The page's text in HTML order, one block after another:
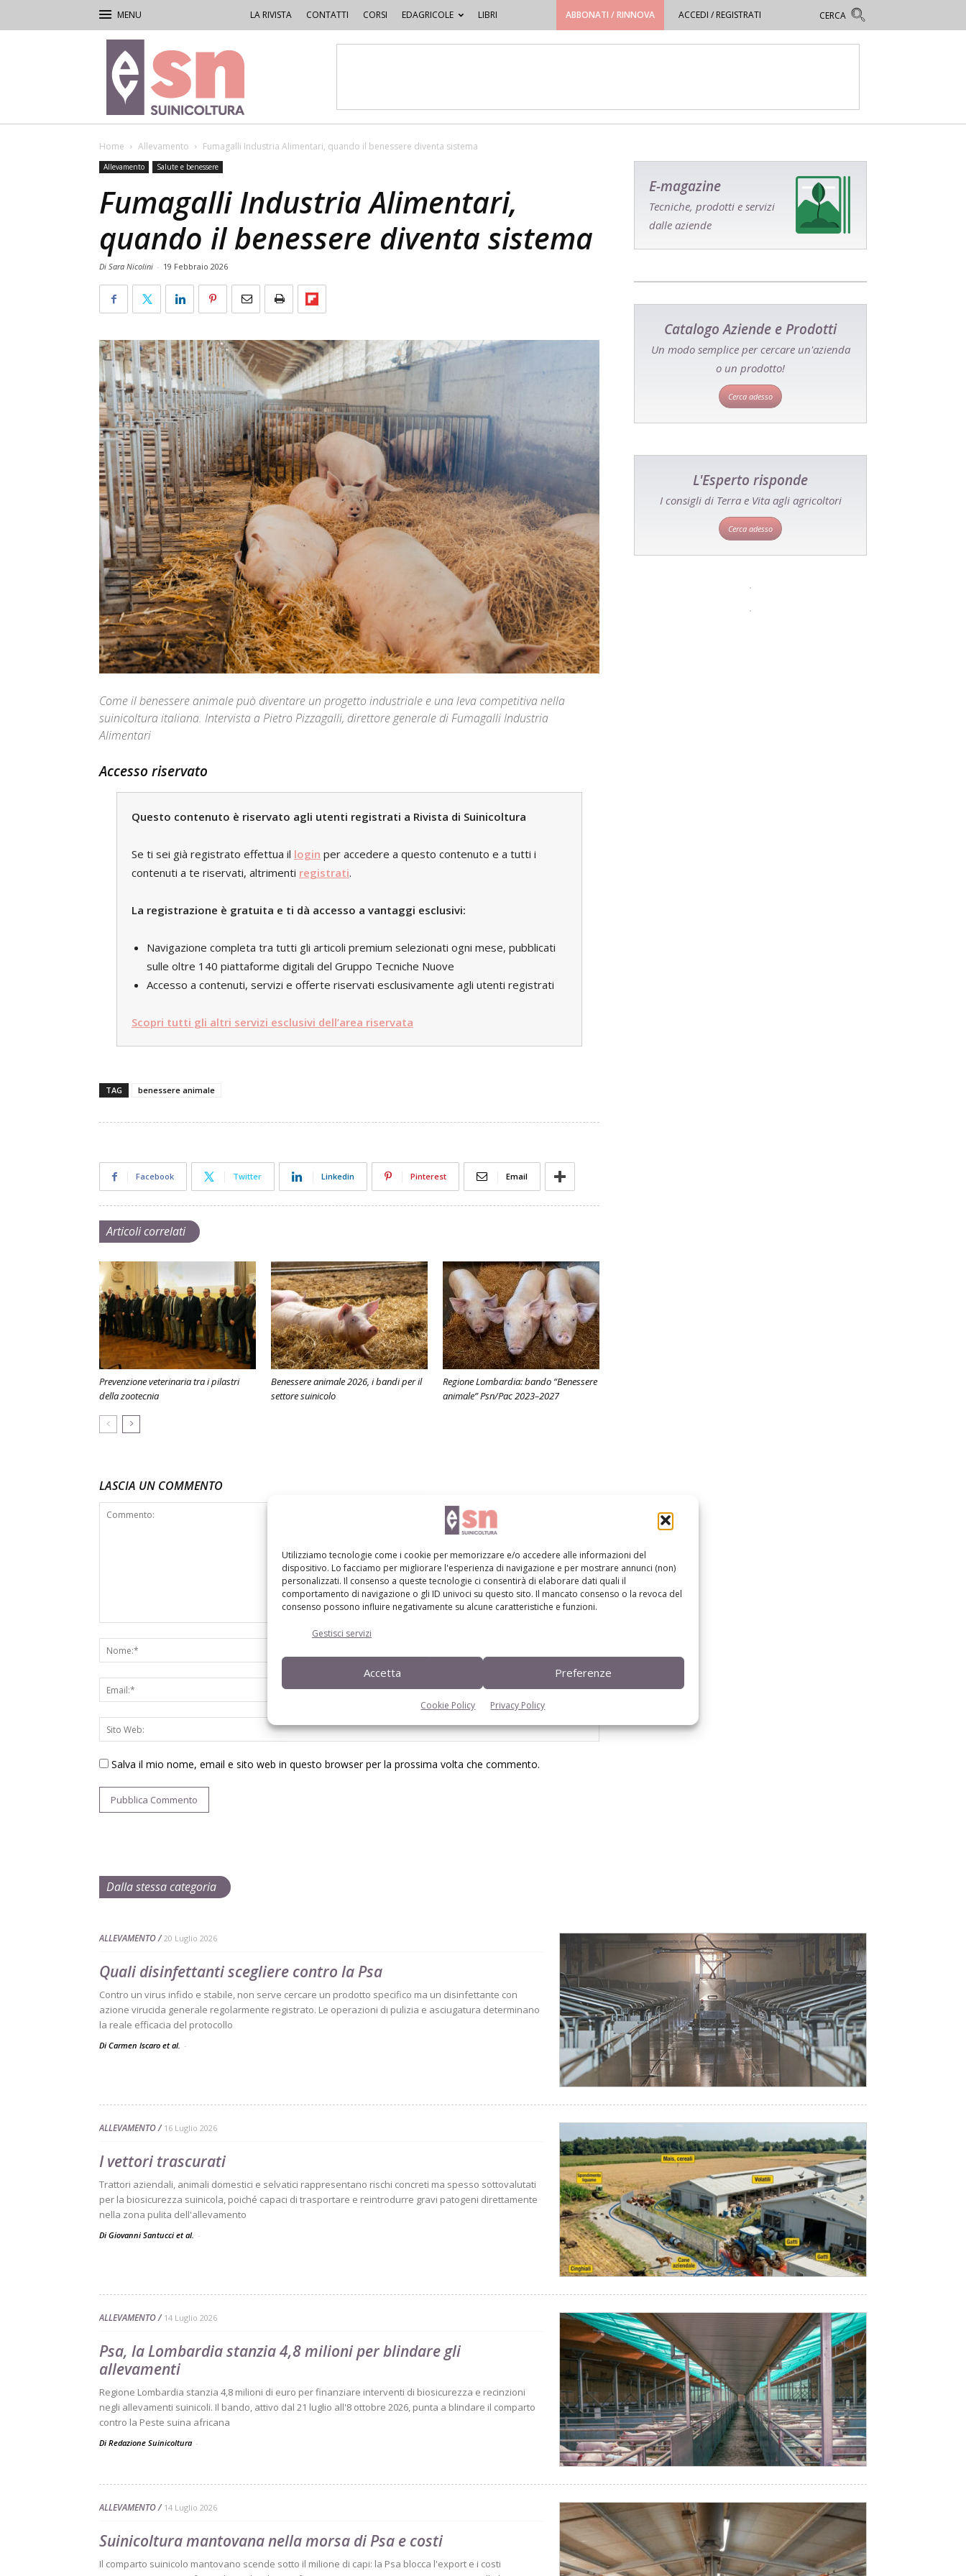
Utilizziamo tecnologie come i cookie per memorizzare e/o accedere alle informazioni del
dispositivo. Lo facciamo per migliorare l'esperienza di navigazione e per mostrare annunci (non)
personalizzati. Il consenso a queste tecnologie ci consentirà di elaborare dati quali il
comportamento di navigazione o gli ID univoci su questo sito. Il mancato consenso o la revoca del
consenso possono influire negativamente su alcune caratteristiche e funzioni.
Gestisci servizi
Accetta Preferenze
Cookie Policy Privacy Policy
LA RIVISTA CONTATTI CORSI EDAGRICOLE LIBRI ABBONATI / RINNOVA ACCEDI / REGISTRATI
Rivista
di
Suinicoltura
Home Allevamento Fumagalli Industria Alimentari, quando il benessere diventa sistema
Allevamento Salute e benessere
Fumagalli Industria Alimentari,
quando il benessere diventa sistema
Di Sara Nicolini - 19 Febbraio 2026
Come il benessere animale può diventare un progetto industriale e una leva competitiva nella
suinicoltura italiana. Intervista a Pietro Pizzagalli, direttore generale di Fumagalli Industria
Alimentari
Accesso riservato
Questo contenuto è riservato agli utenti registrati a Rivista di Suinicoltura
Se ti sei già registrato effettua il login per accedere a questo contenuto e a tutti i
contenuti a te riservati, altrimenti registrati.
La registrazione è gratuita e ti dà accesso a vantaggi esclusivi:
Navigazione completa tra tutti gli articoli premium selezionati ogni mese, pubblicati
sulle oltre 140 piattaforme digitali del Gruppo Tecniche Nuove
Accesso a contenuti, servizi e offerte riservati esclusivamente agli utenti registrati
Scopri tutti gli altri servizi esclusivi dell’area riservata
TAG benessere animale
Facebook Twitter Linkedin Pinterest Email
Articoli correlati
Prevenzione veterinaria tra i pilastri
della zootecnia
Benessere animale 2026, i bandi per il
settore suinicolo
Regione Lombardia: bando “Benessere
animale” Psn/Pac 2023–2027
LASCIA UN COMMENTO
Salva il mio nome, email e sito web in questo browser per la prossima volta che commento.
E-magazine
Tecniche, prodotti e servizi
dalle aziende
Catalogo Aziende e Prodotti
Un modo semplice per cercare un'azienda
o un prodotto!
Cerca adesso
L'Esperto risponde
I consigli di Terra e Vita agli agricoltori
Cerca adesso
Dalla stessa categoria
ALLEVAMENTO 20 Luglio 2026
Quali disinfettanti scegliere contro la Psa
Contro un virus infido e stabile, non serve cercare un prodotto specifico ma un disinfettante con
azione virucida generale regolarmente registrato. Le operazioni di pulizia e asciugatura determinano
la reale efficacia del protocollo
Di Carmen Iscaro et al. -
ALLEVAMENTO 16 Luglio 2026
I vettori trascurati
Trattori aziendali, animali domestici e selvatici rappresentano rischi concreti ma spesso sottovalutati
per la biosicurezza suinicola, poiché capaci di trasportare e reintrodurre gravi patogeni direttamente
nella zona pulita dell'allevamento
Di Giovanni Santucci et al. -
ALLEVAMENTO 14 Luglio 2026
Psa, la Lombardia stanzia 4,8 milioni per blindare gli
allevamenti
Regione Lombardia stanzia 4,8 milioni di euro per finanziare interventi di biosicurezza e recinzioni
negli allevamenti suinicoli. Il bando, attivo dal 21 luglio all'8 ottobre 2026, punta a blindare il comparto
contro la Peste suina africana
Di Redazione Suinicoltura -
ALLEVAMENTO 14 Luglio 2026
Suinicoltura mantovana nella morsa di Psa e costi
Il comparto suinicolo mantovano scende sotto il milione di capi: la Psa blocca l'export e i costi